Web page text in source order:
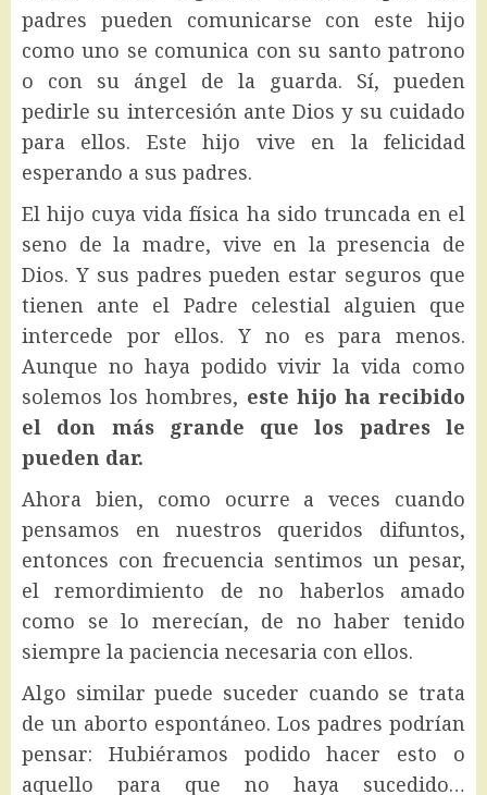
padres pueden comunicarse con este hijo
como uno se comunica con su santo patrono
o con su ángel de la guarda. Sí, pueden
pedirle su intercesión ante Dios y su cuidado
para ellos. Este hijo vive en la felicidad
esperando a sus padres.
El hijo cuya vida física ha sido truncada en el
seno de la madre, vive en la presencia de
Dios. Y sus padres pueden estar seguros que
tienen ante el Padre celestial alguien que
intercede por ellos. Y no es para menos.
Aunque no haya podido vivir la vida como
solemos los hombres, este hijo ha recibido
el don más grande que los padres le
pueden dar.
Ahora bien, como ocurre a veces cuando
pensamos en nuestros queridos difuntos,
entonces con frecuencia sentimos un pesar,
el remordimiento de no haberlos amado
como se lo merecían, de no haber tenido
siempre la paciencia necesaria con ellos.
Algo similar puede suceder cuando se trata
de un aborto espontáneo. Los padres podrían
pensar: Hubiéramos podido hacer esto o
aquello para que no haya sucedido…